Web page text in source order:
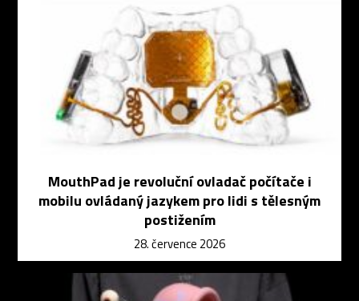
MouthPad je revoluční ovladač počítače i
mobilu ovládaný jazykem pro lidi s tělesným
postižením
28. července 2026